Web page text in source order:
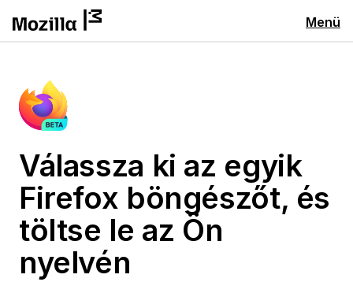
Menü
Válassza ki az egyik
Firefox böngészőt, és
töltse le az Ön
nyelvén